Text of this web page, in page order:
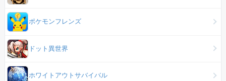
ポケモンフレンズ
ドット異世界
ホワイトアウトサバイバル